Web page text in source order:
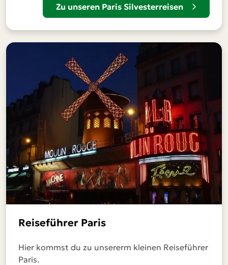
Zu unseren Paris Silvesterreisen
Reiseführer Paris
Hier kommst du zu unsererm kleinen Reiseführer
Paris.